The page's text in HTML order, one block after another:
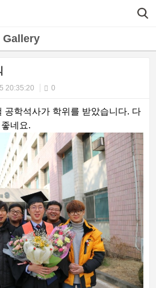
Gallery
20:35:20 0
공학석사가 학위를 받았습니다. 다
네요.